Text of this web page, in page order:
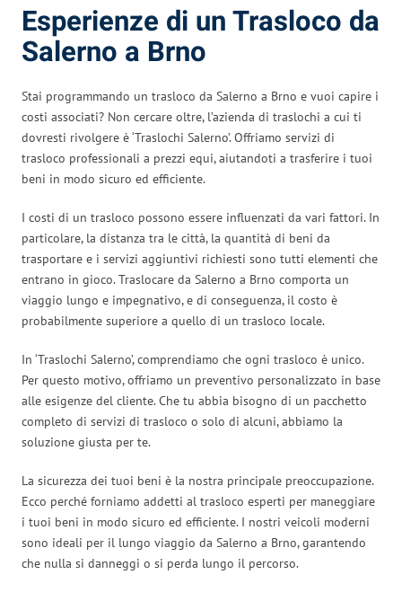
Esperienze di un Trasloco da
Salerno a Brno
Stai programmando un trasloco da Salerno a Brno e vuoi capire i
costi associati? Non cercare oltre, l’azienda di traslochi a cui ti
dovresti rivolgere è ‘Traslochi Salerno’. Offriamo servizi di
trasloco professionali a prezzi equi, aiutandoti a trasferire i tuoi
beni in modo sicuro ed efficiente.
I costi di un trasloco possono essere influenzati da vari fattori. In
particolare, la distanza tra le città, la quantità di beni da
trasportare e i servizi aggiuntivi richiesti sono tutti elementi che
entrano in gioco. Traslocare da Salerno a Brno comporta un
viaggio lungo e impegnativo, e di conseguenza, il costo è
probabilmente superiore a quello di un trasloco locale.
In ‘Traslochi Salerno’, comprendiamo che ogni trasloco è unico.
Per questo motivo, offriamo un preventivo personalizzato in base
alle esigenze del cliente. Che tu abbia bisogno di un pacchetto
completo di servizi di trasloco o solo di alcuni, abbiamo la
soluzione giusta per te.
La sicurezza dei tuoi beni è la nostra principale preoccupazione.
Ecco perché forniamo addetti al trasloco esperti per maneggiare
i tuoi beni in modo sicuro ed efficiente. I nostri veicoli moderni
sono ideali per il lungo viaggio da Salerno a Brno, garantendo
che nulla si danneggi o si perda lungo il percorso.